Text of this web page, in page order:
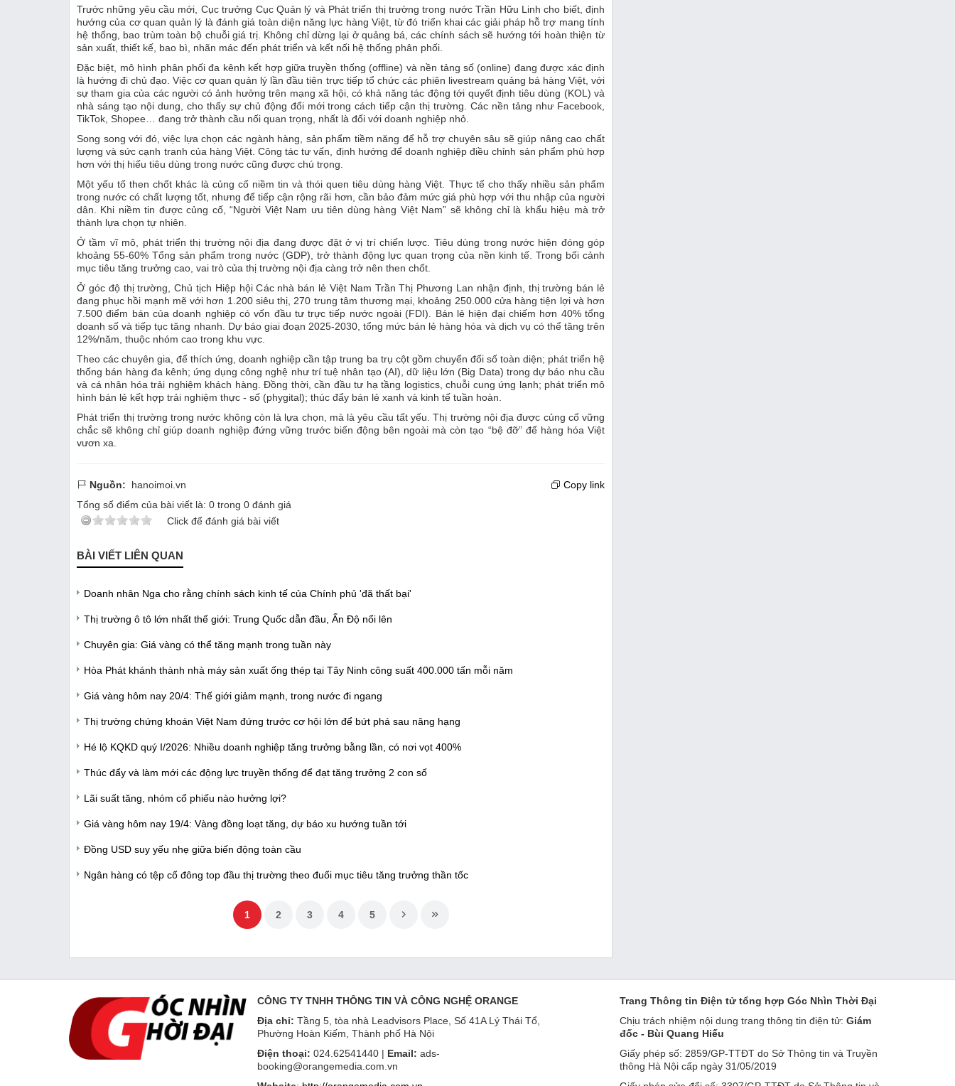
Trước những yêu cầu mới, Cục trưởng Cục Quản lý và Phát triển thị trường trong nước Trần Hữu Linh cho biết, định
hướng của cơ quan quản lý là đánh giá toàn diện năng lực hàng Việt, từ đó triển khai các giải pháp hỗ trợ mang tính
hệ thống, bao trùm toàn bộ chuỗi giá trị. Không chỉ dừng lại ở quảng bá, các chính sách sẽ hướng tới hoàn thiện từ
sản xuất, thiết kế, bao bì, nhãn mác đến phát triển và kết nối hệ thống phân phối.
Đặc biệt, mô hình phân phối đa kênh kết hợp giữa truyền thống (offline) và nền tảng số (online) đang được xác định
là hướng đi chủ đạo. Việc cơ quan quản lý lần đầu tiên trực tiếp tổ chức các phiên livestream quảng bá hàng Việt, với
sự tham gia của các người có ảnh hưởng trên mạng xã hội, có khả năng tác động tới quyết định tiêu dùng (KOL) và
nhà sáng tạo nội dung, cho thấy sự chủ động đổi mới trong cách tiếp cận thị trường. Các nền tảng như Facebook,
TikTok, Shopee… đang trở thành cầu nối quan trọng, nhất là đối với doanh nghiệp nhỏ.
Song song với đó, việc lựa chọn các ngành hàng, sản phẩm tiềm năng để hỗ trợ chuyên sâu sẽ giúp nâng cao chất
lượng và sức cạnh tranh của hàng Việt. Công tác tư vấn, định hướng để doanh nghiệp điều chỉnh sản phẩm phù hợp
hơn với thị hiếu tiêu dùng trong nước cũng được chú trọng.
Một yếu tố then chốt khác là củng cố niềm tin và thói quen tiêu dùng hàng Việt. Thực tế cho thấy nhiều sản phẩm
trong nước có chất lượng tốt, nhưng để tiếp cận rộng rãi hơn, cần bảo đảm mức giá phù hợp với thu nhập của người
dân. Khi niềm tin được củng cố, “Người Việt Nam ưu tiên dùng hàng Việt Nam” sẽ không chỉ là khẩu hiệu mà trở
thành lựa chọn tự nhiên.
Ở tầm vĩ mô, phát triển thị trường nội địa đang được đặt ở vị trí chiến lược. Tiêu dùng trong nước hiện đóng góp
khoảng 55-60% Tổng sản phẩm trong nước (GDP), trở thành động lực quan trọng của nền kinh tế. Trong bối cảnh
mục tiêu tăng trưởng cao, vai trò của thị trường nội địa càng trở nên then chốt.
Ở góc độ thị trường, Chủ tịch Hiệp hội Các nhà bán lẻ Việt Nam Trần Thị Phương Lan nhận định, thị trường bán lẻ
đang phục hồi mạnh mẽ với hơn 1.200 siêu thị, 270 trung tâm thương mại, khoảng 250.000 cửa hàng tiện lợi và hơn
7.500 điểm bán của doanh nghiệp có vốn đầu tư trực tiếp nước ngoài (FDI). Bán lẻ hiện đại chiếm hơn 40% tổng
doanh số và tiếp tục tăng nhanh. Dự báo giai đoạn 2025-2030, tổng mức bán lẻ hàng hóa và dịch vụ có thể tăng trên
12%/năm, thuộc nhóm cao trong khu vực.
Theo các chuyên gia, để thích ứng, doanh nghiệp cần tập trung ba trụ cột gồm chuyển đổi số toàn diện; phát triển hệ
thống bán hàng đa kênh; ứng dụng công nghệ như trí tuệ nhân tạo (AI), dữ liệu lớn (Big Data) trong dự báo nhu cầu
và cá nhân hóa trải nghiệm khách hàng. Đồng thời, cần đầu tư hạ tầng logistics, chuỗi cung ứng lạnh; phát triển mô
hình bán lẻ kết hợp trải nghiệm thực - số (phygital); thúc đẩy bán lẻ xanh và kinh tế tuần hoàn.
Phát triển thị trường trong nước không còn là lựa chọn, mà là yêu cầu tất yếu. Thị trường nội địa được củng cố vững
chắc sẽ không chỉ giúp doanh nghiệp đứng vững trước biến động bên ngoài mà còn tạo “bệ đỡ” để hàng hóa Việt
vươn xa.
Nguồn: hanoimoi.vn
Copy link
Tổng số điểm của bài viết là: 0 trong 0 đánh giá
Click để đánh giá bài viết
BÀI VIẾT LIÊN QUAN
Doanh nhân Nga cho rằng chính sách kinh tế của Chính phủ 'đã thất bại'
Thị trường ô tô lớn nhất thế giới: Trung Quốc dẫn đầu, Ấn Độ nổi lên
Chuyên gia: Giá vàng có thể tăng mạnh trong tuần này
Hòa Phát khánh thành nhà máy sản xuất ống thép tại Tây Ninh công suất 400.000 tấn mỗi năm
Giá vàng hôm nay 20/4: Thế giới giảm mạnh, trong nước đi ngang
Thị trường chứng khoán Việt Nam đứng trước cơ hội lớn để bứt phá sau nâng hạng
Hé lộ KQKD quý I/2026: Nhiều doanh nghiệp tăng trưởng bằng lần, có nơi vọt 400%
Thúc đẩy và làm mới các động lực truyền thống để đạt tăng trưởng 2 con số
Lãi suất tăng, nhóm cổ phiếu nào hưởng lợi?
Giá vàng hôm nay 19/4: Vàng đồng loạt tăng, dự báo xu hướng tuần tới
Đồng USD suy yếu nhẹ giữa biến động toàn cầu
Ngân hàng có tệp cổ đông top đầu thị trường theo đuổi mục tiêu tăng trưởng thần tốc
1 2 3 4 5
CÔNG TY TNHH THÔNG TIN VÀ CÔNG NGHỆ ORANGE
Địa chỉ: Tầng 5, tòa nhà Leadvisors Place, Số 41A Lý Thái Tổ,
Phường Hoàn Kiếm, Thành phố Hà Nội
Điện thoại: 024.62541440 | Email: ads-
booking@orangemedia.com.vn
Trang Thông tin Điện tử tổng hợp Góc Nhìn Thời Đại
Chịu trách nhiệm nội dung trang thông tin điện tử: Giám
đốc - Bùi Quang Hiếu
Giấy phép số: 2859/GP-TTĐT do Sở Thông tin và Truyền
thông Hà Nội cấp ngày 31/05/2019